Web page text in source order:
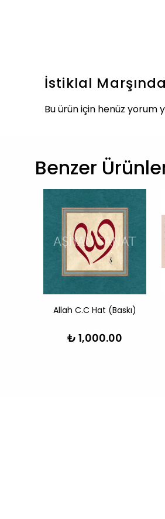
İstiklal
Bu ürün için henüz yorum
Benzer
Allah C.C Hat (Baskı)
₺ 1,000.00